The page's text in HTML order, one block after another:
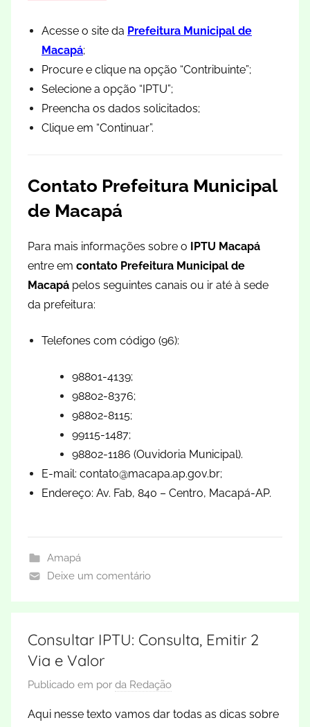
Acesse o site da Prefeitura Municipal de
Macapá;
Procure e clique na opção “Contribuinte”;
Selecione a opção “IPTU”;
Preencha os dados solicitados;
Clique em “Continuar”.
Contato Prefeitura Municipal
de Macapá
Para mais informações sobre o IPTU Macapá
entre em contato Prefeitura Municipal de
Macapá pelos seguintes canais ou ir até à sede
da prefeitura:
Telefones com código (96):
98801-4139;
98802-8376;
98802-8115;
99115-1487;
98802-1186 (Ouvidoria Municipal).
E-mail: contato@macapa.ap.gov.br;
Endereço: Av. Fab, 840 – Centro, Macapá-AP.
Amapá
Deixe um comentário
Consultar IPTU: Consulta, Emitir 2
Via e Valor
Publicado em por da Redação
Aqui nesse texto vamos dar todas as dicas sobre